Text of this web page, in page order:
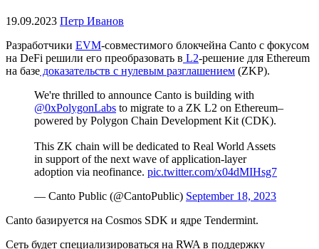
19.09.2023 Петр Иванов
Разработчики EVM-совместимого блокчейна Canto c фокусом
на DeFi решили его преобразовать в L2-решение для Ethereum
на базе доказательств с нулевым разглашением (ZKP).
We're thrilled to announce Canto is building with
@0xPolygonLabs to migrate to a ZK L2 on Ethereum–
powered by Polygon Chain Development Kit (CDK).
This ZK chain will be dedicated to Real World Assets
in support of the next wave of application-layer
adoption via neofinance. pic.twitter.com/x04dMIHsg7
— Canto Public (@CantoPublic) September 18, 2023
Сanto базируется на Cosmos SDK и ядре Tendermint.
Сеть будет специализироваться на RWA в поддержку